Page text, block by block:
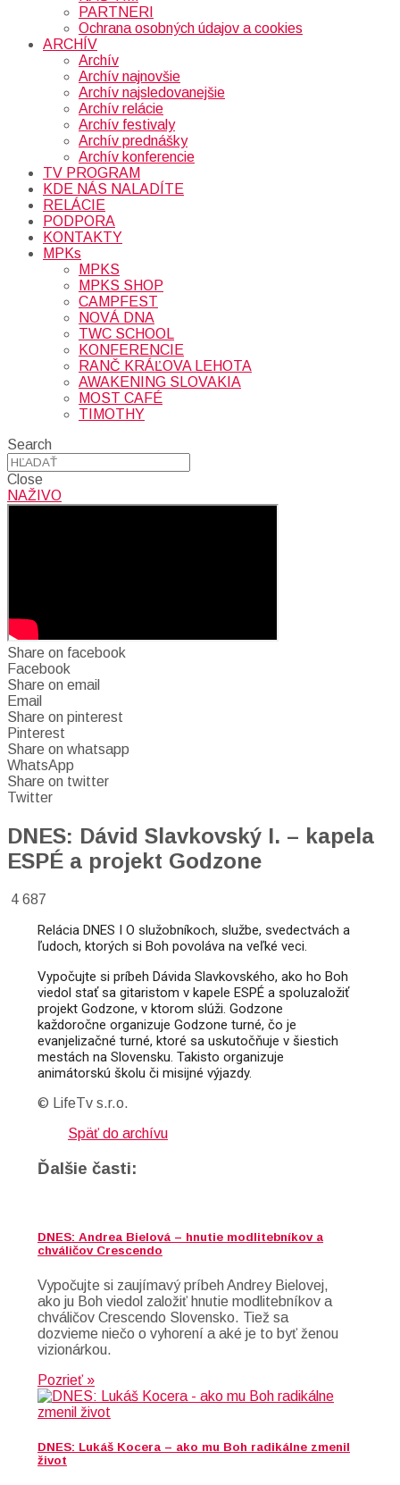
PARTNERI
Ochrana osobných údajov a cookies
ARCHÍV
Archív
Archív najnovšie
Archív najsledovanejšie
Archív relácie
Archív festivaly
Archív prednášky
Archív konferencie
TV PROGRAM
KDE NÁS NALADÍTE
RELÁCIE
PODPORA
KONTAKTY
MPKs
MPKS
MPKS SHOP
CAMPFEST
NOVÁ DNA
TWC SCHOOL
KONFERENCIE
RANČ KRÁĽOVA LEHOTA
AWAKENING SLOVAKIA
MOST CAFÉ
TIMOTHY
Search
Close
NAŽIVO
Share on facebook
Facebook
Share on email
Email
Share on pinterest
Pinterest
Share on whatsapp
WhatsApp
Share on twitter
Twitter
DNES: Dávid Slavkovský I. – kapela
ESPÉ a projekt Godzone
4 687
Relácia DNES I O služobníkoch, službe, svedectvách a
ľudoch, ktorých si Boh povoláva na veľké veci.
Vypočujte si príbeh Dávida Slavkovského, ako ho Boh
viedol stať sa gitaristom v kapele ESPÉ a spoluzaložiť
projekt Godzone, v ktorom slúži. Godzone
každoročne organizuje Godzone turné, čo je
evanjelizačné turné, ktoré sa uskutočňuje v šiestich
mestách na Slovensku. Takisto organizuje
animátorskú školu či misijné výjazdy.
© LifeTv s.r.o.
Späť do archívu
Ďalšie časti:
DNES: Andrea Bielová – hnutie modlitebníkov a
chváličov Crescendo
Vypočujte si zaujímavý príbeh Andrey Bielovej,
ako ju Boh viedol založiť hnutie modlitebníkov a
chváličov Crescendo Slovensko. Tiež sa
dozvieme niečo o vyhorení a aké je to byť ženou
vizionárkou.
Pozrieť »
DNES: Lukáš Kocera – ako mu Boh radikálne zmenil
život